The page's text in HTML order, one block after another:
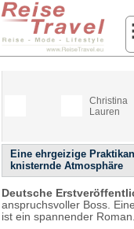
Christina
Lauren
Eine ehrgeizige
knisternde Atmosphäre
Deutsche
anspruchsvoller Boss.
ist ein spannender Roman.